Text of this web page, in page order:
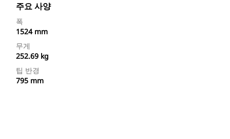
주요 사양
폭
1524 mm
무게
252.69 kg
팁 반경
795 mm